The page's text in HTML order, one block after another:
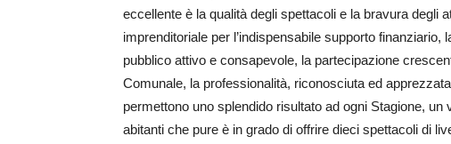
eccellente è la qualità degli spettacoli e la bravura degli
imprenditoriale per l’indispensabile supporto
pubblico attivo e consapevole, la partecipazione
Comunale, la professionalità, riconosciuta ed
permettono uno splendido risultato ad ogni Stagione,
abitanti che pure è in grado di offrire dieci spettacoli di